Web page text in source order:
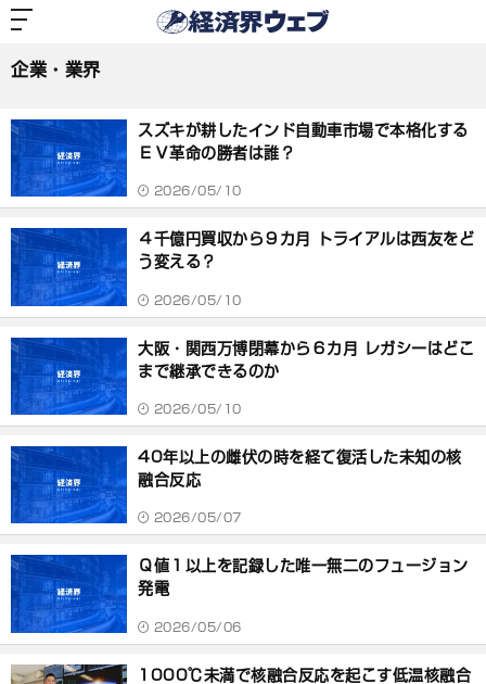
企業・業界
スズキが耕したインド自動車市場で本格化する
ＥＶ革命の勝者は誰？
2026/05/10
４千億円買収から９カ月 トライアルは西友をど
う変える？
2026/05/10
大阪・関西万博閉幕から６カ月 レガシーはどこ
まで継承できるのか
2026/05/10
40年以上の雌伏の時を経て復活した未知の核
融合反応
2026/05/07
Ｑ値１以上を記録した唯一無二のフュージョン
発電
2026/05/06
1000℃未満で核融合反応を起こす低温核融合